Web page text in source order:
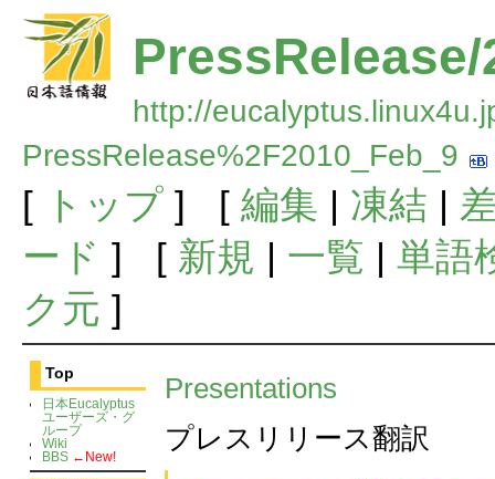
http://
PressRelease%2F2010_Feb_9
[ トップ] [ 編集 | 凍結 |
ード ] [ 新規 | 一覧 | 単語
ク元 ]
Top
日本Eucalyptus
ユーザーズ・グ
ループ
Wiki
BBS ←New!
Presentations
プレスリリース翻訳